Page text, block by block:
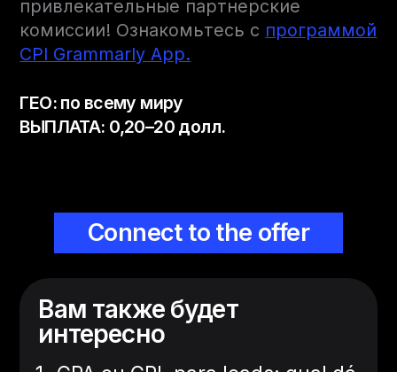
привлекательные партнерские
комиссии! Ознакомьтесь с программой
CPI Grammarly App.
ГЕО: по всему миру
ВЫПЛАТА: 0,20–20 долл.
Connect to the offer
Вам также будет
интересно